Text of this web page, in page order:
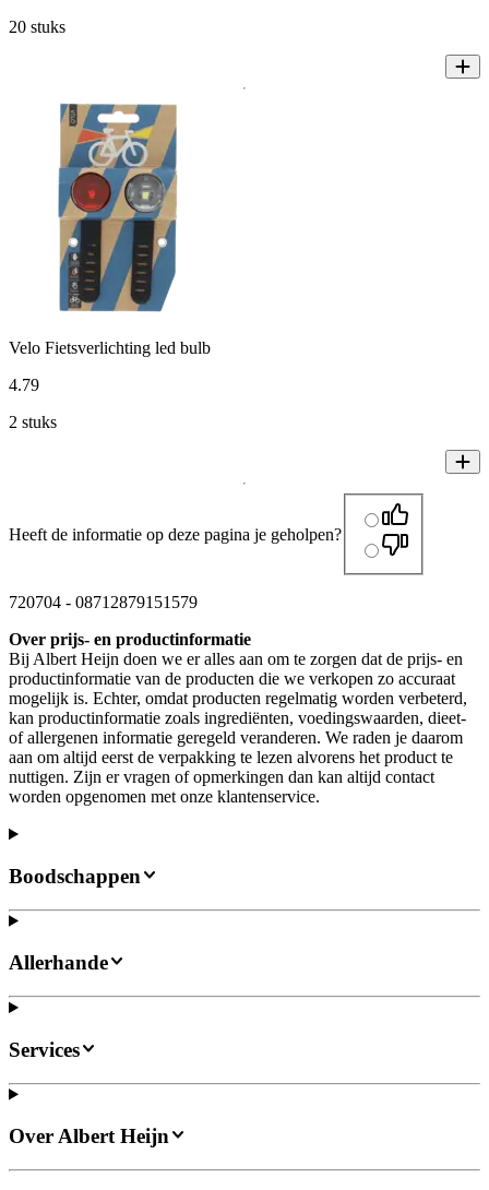
20 stuks
Velo Fietsverlichting led bulb
4.79
2 stuks
Heeft de informatie op deze pagina je geholpen?
720704 - 08712879151579
Over prijs- en productinformatie
Bij Albert Heijn doen we er alles aan om te zorgen dat de prijs- en
productinformatie van de producten die we verkopen zo accuraat
mogelijk is. Echter, omdat producten regelmatig worden verbeterd,
kan productinformatie zoals ingrediënten, voedingswaarden, dieet-
of allergenen informatie geregeld veranderen. We raden je daarom
aan om altijd eerst de verpakking te lezen alvorens het product te
nuttigen. Zijn er vragen of opmerkingen dan kan altijd contact
worden opgenomen met onze klantenservice.
Boodschappen
Allerhande
Services
Over Albert Heijn